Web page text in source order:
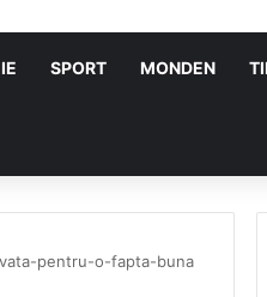
SPORT MONDEN
pentru-o-fapta-buna